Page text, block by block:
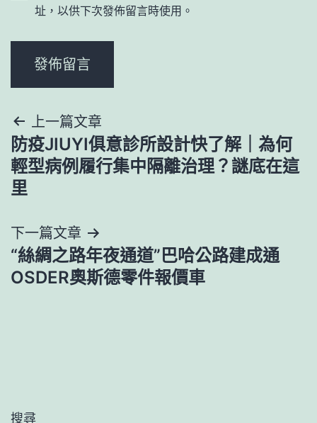
址，以供下次發佈留言時使用。
文
章
導
覽
上一篇文章
防疫JIUYI俱意診所設計快了解｜為何
輕型病例履行集中隔離治理？謎底在這
里
下一篇文章
“絲綢之路年夜通道”巴哈公路建成通
OSDER奧斯德零件報價車
搜尋